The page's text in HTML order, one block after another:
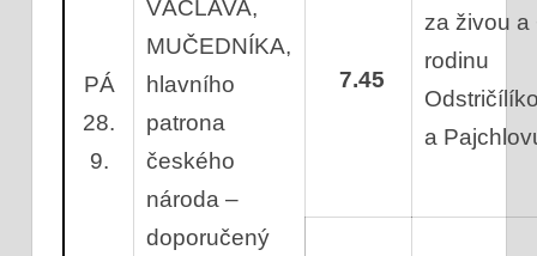
PÁ
28.
9.
VÁCLAVA,
MUČEDNÍKA,
hlavního
patrona
českého
národa –
doporučený
7.45
za živou a
rodinu
a